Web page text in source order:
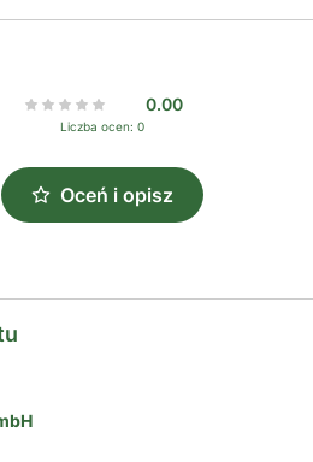
0.00
Liczba ocen: 0
Oceń i opisz